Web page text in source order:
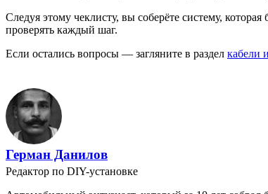
Следуя этому чеклисту, вы соберёте систему,
проверять каждый шаг.
Если остались вопросы — загляните в раздел кабели
Герман Данилов
Редактор по DIY-установке